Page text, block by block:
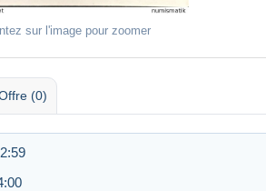
sur l'image pour zoomer
(0)